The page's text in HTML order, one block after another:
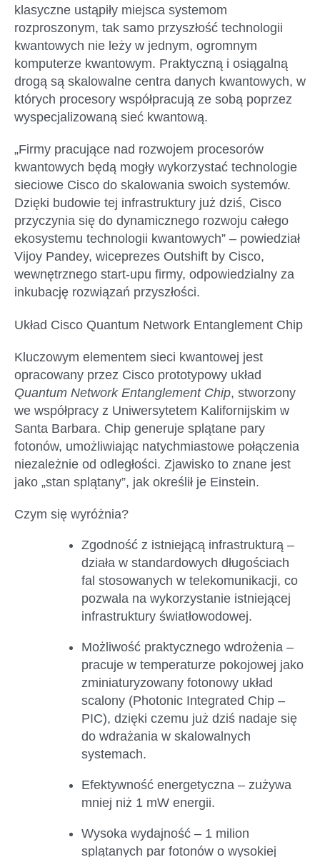
klasyczne ustąpiły miejsca systemom
rozproszonym, tak samo przyszłość technologii
kwantowych nie leży w jednym, ogromnym
komputerze kwantowym. Praktyczną i osiągalną
drogą są skalowalne centra danych kwantowych, w
których procesory współpracują ze sobą poprzez
wyspecjalizowaną sieć kwantową.
„Firmy pracujące nad rozwojem procesorów
kwantowych będą mogły wykorzystać technologie
sieciowe Cisco do skalowania swoich systemów.
Dzięki budowie tej infrastruktury już dziś, Cisco
przyczynia się do dynamicznego rozwoju całego
ekosystemu technologii kwantowych” – powiedział
Vijoy Pandey, wiceprezes Outshift by Cisco,
wewnętrznego start-upu firmy, odpowiedzialny za
inkubację rozwiązań przyszłości.
Układ Cisco Quantum Network Entanglement Chip
Kluczowym elementem sieci kwantowej jest
opracowany przez Cisco prototypowy układ
Quantum Network Entanglement Chip, stworzony
we współpracy z Uniwersytetem Kalifornijskim w
Santa Barbara. Chip generuje splątane pary
fotonów, umożliwiając natychmiastowe połączenia
niezależnie od odległości. Zjawisko to znane jest
jako „stan splątany”, jak określił je Einstein.
Czym się wyróżnia?
Zgodność z istniejącą infrastrukturą –
działa w standardowych długościach
fal stosowanych w telekomunikacji, co
pozwala na wykorzystanie istniejącej
infrastruktury światłowodowej.
Możliwość praktycznego wdrożenia –
pracuje w temperaturze pokojowej jako
zminiaturyzowany fotonowy układ
scalony (Photonic Integrated Chip –
PIC), dzięki czemu już dziś nadaje się
do wdrażania w skalowalnych
systemach.
Efektywność energetyczna – zużywa
mniej niż 1 mW energii.
Wysoka wydajność – 1 milion
splątanych par fotonów o wysokiej